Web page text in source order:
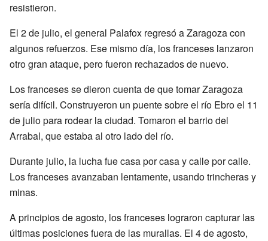
resistieron.
El 2 de julio, el general Palafox regresó a Zaragoza con
algunos refuerzos. Ese mismo día, los franceses lanzaron
otro gran ataque, pero fueron rechazados de nuevo.
Los franceses se dieron cuenta de que tomar Zaragoza
sería difícil. Construyeron un puente sobre el río Ebro el 11
de julio para rodear la ciudad. Tomaron el barrio del
Arrabal, que estaba al otro lado del río.
Durante julio, la lucha fue casa por casa y calle por calle.
Los franceses avanzaban lentamente, usando trincheras y
minas.
A principios de agosto, los franceses lograron capturar las
últimas posiciones fuera de las murallas. El 4 de agosto,